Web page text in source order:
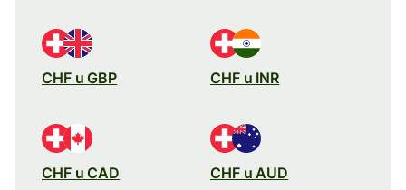
CHF u GBP CHF u INR
CHF u CAD CHF u AUD